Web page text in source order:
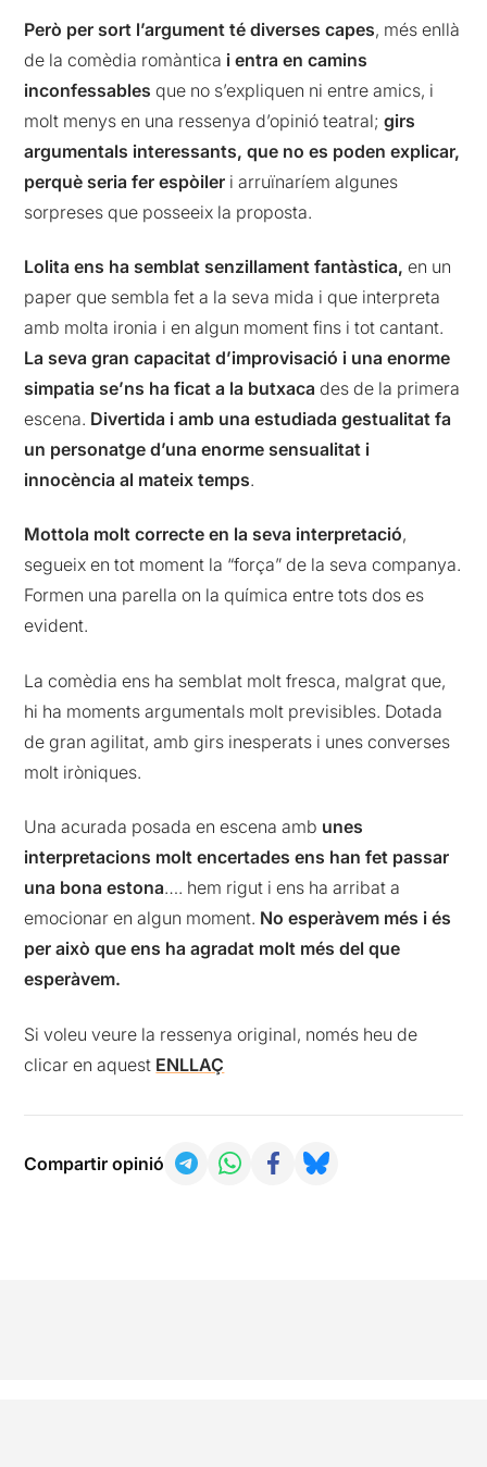
Però per sort l’argument té diverses capes, més enllà
de la comèdia romàntica i entra en camins
inconfessables que no s’expliquen ni entre amics, i
molt menys en una ressenya d’opinió teatral;girs
argumentals interessants, que no es poden explicar,
perquè seria fer espòiler i arruïnaríem algunes
sorpreses que posseeix la proposta.
Lolita ens ha semblat senzillament fantàstica, en un
paper que sembla fet a la seva mida i que interpreta
amb molta ironia i en algun moment fins i tot cantant.
La seva gran capacitat d’improvisació i una enorme
simpatia se’ns ha ficat a la butxaca des de la primera
escena. Divertida i amb una estudiada gestualitat fa
un personatge d’una enorme sensualitat i
innocència al mateix temps.
Mottola molt correcte en la seva interpretació,
segueix en tot moment la “força” de la seva companya.
Formen una parella on la química entre tots dos es
evident.
La comèdia ens ha semblat molt fresca, malgrat que,
hi ha moments argumentals molt previsibles. Dotada
de gran agilitat, amb girs inesperats i unes converses
molt iròniques.
Una acurada posada en escena amb unes
interpretacions molt encertades ens han fet passar
una bona estona…. hem rigut i ens ha arribat a
emocionar en algun moment. No esperàvem més i és
per això que ens ha agradat molt més del que
esperàvem.
Si voleu veure la ressenya original, només heu de
clicar en aquest ENLLAÇ
Compartir opinió